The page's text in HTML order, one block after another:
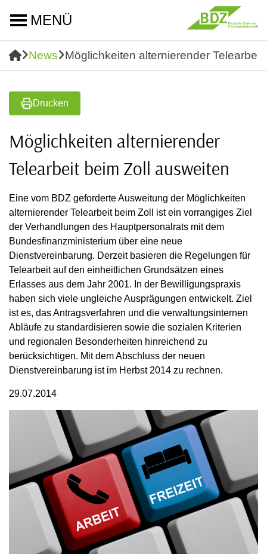
MENÜ
News Möglichkeiten alternierender
Drucken
Möglichkeiten alternierender
Telearbeit beim Zoll ausweiten
Eine vom BDZ geforderte Ausweitung der Möglichkeiten
alternierender Telearbeit beim Zoll ist ein vorrangiges Ziel
der Verhandlungen des Hauptpersonalrats mit dem
Bundesfinanzministerium über eine neue
Dienstvereinbarung. Derzeit basieren die Regelungen für
Telearbeit auf den einheitlichen Grundsätzen eines
Erlasses aus dem Jahr 2001. In der Bewilligungspraxis
haben sich viele ungleiche Ausprägungen entwickelt. Ziel
ist es, das Antragsverfahren und die verwaltungsinternen
Abläufe zu standardisieren sowie die sozialen Kriterien
und regionalen Besonderheiten hinreichend zu
berücksichtigen. Mit dem Abschluss der neuen
Dienstvereinbarung ist im Herbst 2014 zu rechnen.
29.07.2014